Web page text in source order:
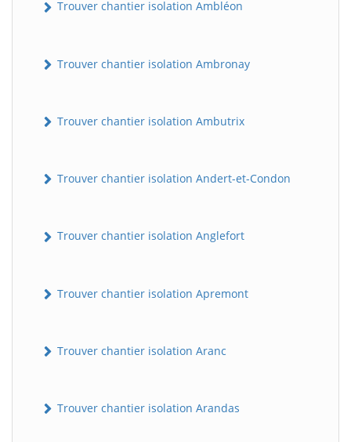
Trouver chantier isolation Ambléon
Trouver chantier isolation Ambronay
Trouver chantier isolation Ambutrix
Trouver chantier isolation Andert-et-Condon
Trouver chantier isolation Anglefort
Trouver chantier isolation Apremont
Trouver chantier isolation Aranc
Trouver chantier isolation Arandas